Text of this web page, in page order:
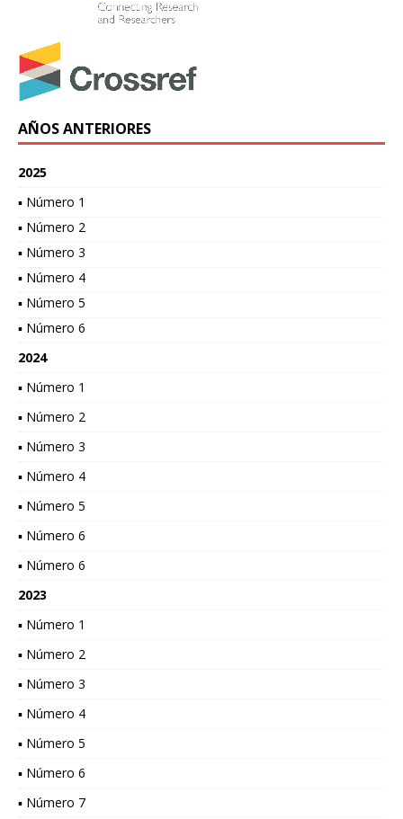
AÑOS ANTERIORES
2025
▪ Número 1
▪ Número 2
▪ Número 3
▪ Número 4
▪ Número 5
▪ Número 6
2024
▪ Número 1
▪ Número 2
▪ Número 3
▪ Número 4
▪ Número 5
▪ Número 6
▪ Número 6
2023
▪ Número 1
▪ Número 2
▪ Número 3
▪ Número 4
▪ Número 5
▪ Número 6
▪ Número 7